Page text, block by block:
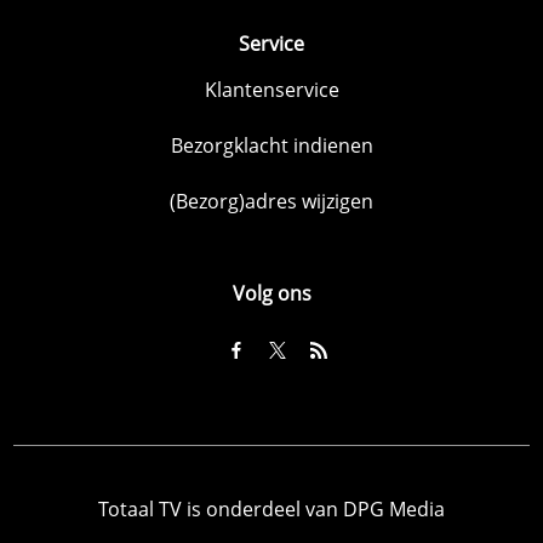
Service
Klantenservice
Bezorgklacht indienen
(Bezorg)adres wijzigen
Volg ons
Totaal TV is onderdeel van DPG Media